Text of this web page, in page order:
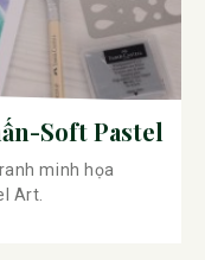
Soft Pastel
minh họa
Art.